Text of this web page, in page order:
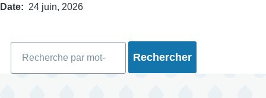
Date 24 juin, 2026